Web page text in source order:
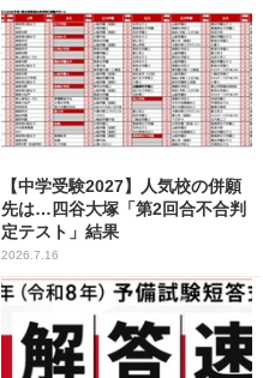
【中学受験2027】人気校の併願
先は…四谷大塚「第2回合不合判
定テスト」結果
2026.7.16